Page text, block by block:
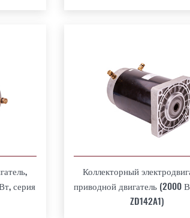
серия
Коллекторный
приводной двигатель (2000
ZD142A1)